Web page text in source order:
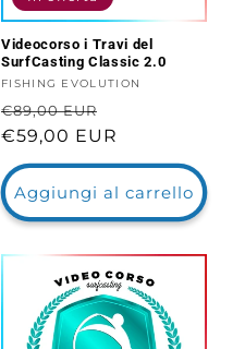
Videocorso i Travi del
SurfCasting Classic 2.0
Fornitore:
FISHING EVOLUTION
Prezzo
di
listino
€89,00 EUR
scontato
€59,00 EUR
Aggiungi al carrello